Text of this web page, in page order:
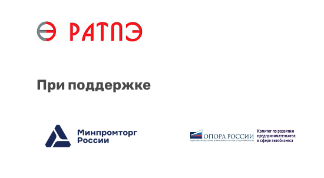
При поддержке